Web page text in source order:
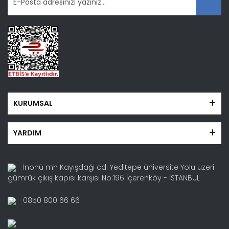
KURUMSAL
YARDIM
İnönü mh Kayışdağı cd. Yeditepe üniversite Yolu üzeri
gümrük çıkış kapısı karşısı No:196 İçerenköy - İSTANBUL
0850 800 66 66